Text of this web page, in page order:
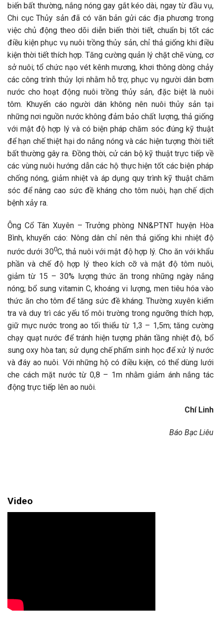
biến bất thường, nắng nóng gay gắt kéo dài, ngay từ đầu vụ,
Chi cục Thủy sản đã có văn bản gửi các địa phương trong
việc chủ động theo dõi diễn biến thời tiết, chuẩn bị tốt các
điều kiện phục vụ nuôi trồng thủy sản, chỉ thả giống khi điều
kiện thời tiết thích hợp. Tăng cường quản lý chặt chẽ vùng, cơ
sở nuôi; tổ chức nạo vét kênh mương, khơi thông dòng chảy
các công trình thủy lợi nhằm hỗ trợ, phục vụ người dân bơm
nước cho hoạt động nuôi trồng thủy sản, đặc biệt là nuôi
tôm. Khuyến cáo người dân không nên nuôi thủy sản tại
những nơi nguồn nước không đảm bảo chất lượng, thả giống
với mật độ hợp lý và có biện pháp chăm sóc đúng kỹ thuật
để hạn chế thiệt hại do nắng nóng và các hiện tượng thời tiết
bất thường gây ra. Đồng thời, cử cán bộ kỹ thuật trực tiếp về
các vùng nuôi hướng dẫn các hộ thực hiện tốt các biện pháp
chống nóng, giảm nhiệt và áp dụng quy trình kỹ thuật chăm
sóc để nâng cao sức đề kháng cho tôm nuôi, hạn chế dịch
bệnh xảy ra.
Ông Cổ Tân Xuyên – Trưởng phòng NN&PTNT huyện Hòa
Bình, khuyến cáo: Nông dân chỉ nên thả giống khi nhiệt độ
nước dưới 300C, thả nuôi với mật độ hợp lý. Cho ăn với khẩu
phần và chế độ hợp lý theo kích cỡ và mật độ tôm nuôi,
giảm từ 15 – 30% lượng thức ăn trong những ngày nắng
nóng; bổ sung vitamin C, khoáng vi lượng, men tiêu hóa vào
thức ăn cho tôm để tăng sức đề kháng. Thường xuyên kiểm
tra và duy trì các yếu tố môi trường trong ngưỡng thích hợp,
giữ mực nước trong ao tối thiểu từ 1,3 – 1,5m; tăng cường
chạy quạt nước để tránh hiện tượng phân tầng nhiệt độ, bổ
sung oxy hòa tan; sử dụng chế phẩm sinh học để xử lý nước
và đáy ao nuôi. Với những hộ có điều kiện, có thể dùng lưới
che cách mặt nước từ 0,8 – 1m nhằm giảm ánh nắng tác
động trực tiếp lên ao nuôi.
Chí Linh
Báo Bạc Liêu
Video